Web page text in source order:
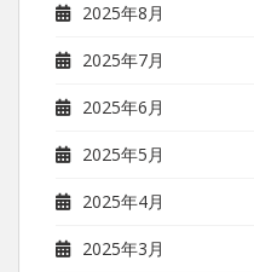
2025年8月
2025年7月
2025年6月
2025年5月
2025年4月
2025年3月